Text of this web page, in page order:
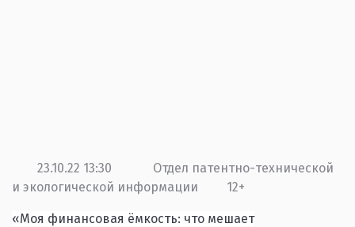
23.10.22 13:30
Отдел патентно-технической
и экологической информации
12+
«Моя финансовая ёмкость: что мешает